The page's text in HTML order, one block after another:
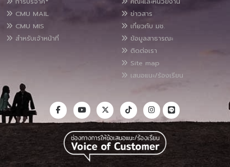
CMU MAIL
CMU MIS
สำหรับเจ้าหน้าที่
ข่าวสาร
เกี่ยวกับ มช.
ข้อมูลสาธารณะ
ติดต่อเรา
Site map
เสนอแนะ/ร้องเรียน